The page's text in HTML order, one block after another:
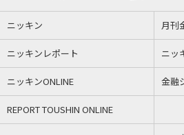
ニッキン 月刊
ニッキンレポート ニッ
ニッキンONLINE 金融
REPORT TOUSHIN ONLINE